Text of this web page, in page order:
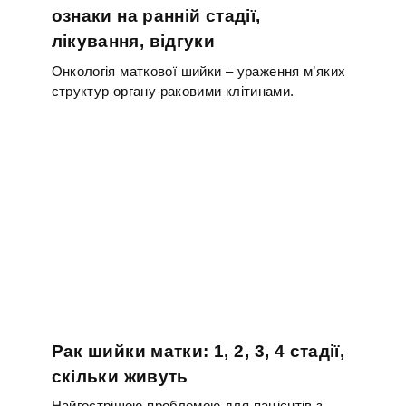
ознаки на ранній стадії,
лікування, відгуки
Онкологія маткової шийки – ураження м’яких
структур органу раковими клітинами.
Рак шийки матки: 1, 2, 3, 4 стадії,
скільки живуть